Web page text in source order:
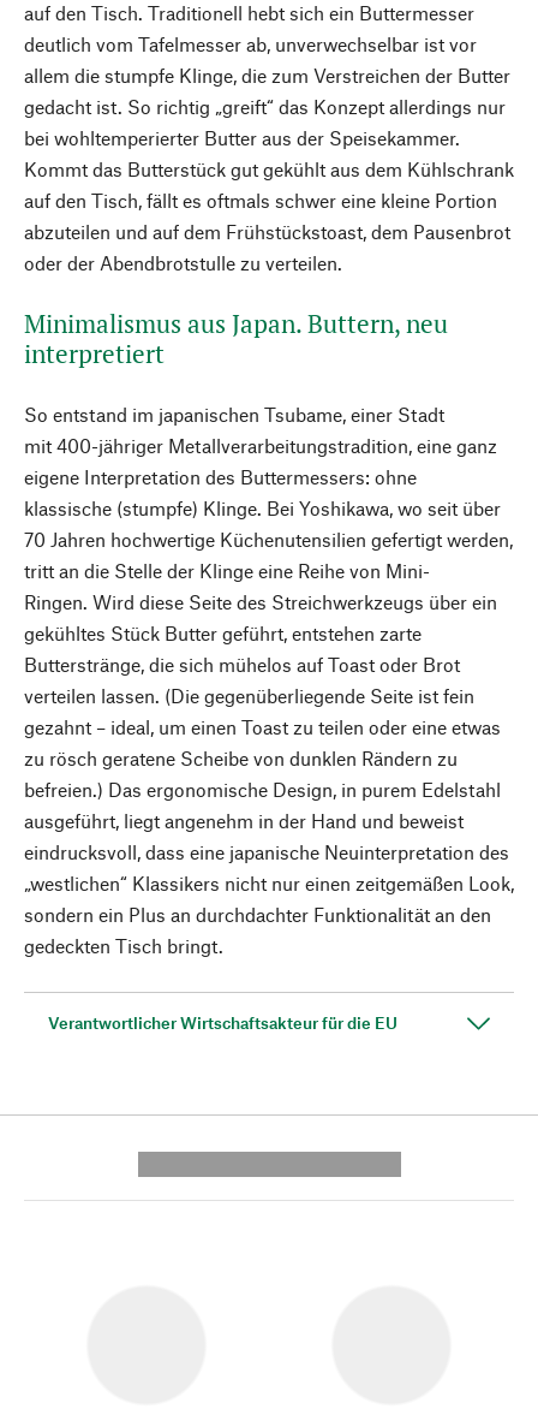
auf den Tisch. Traditionell hebt sich ein Buttermesser
deutlich vom Tafelmesser ab, unverwechselbar ist vor
allem die stumpfe Klinge, die zum Verstreichen der Butter
gedacht ist. So richtig „greift“ das Konzept allerdings nur
bei wohltemperierter Butter aus der Speisekammer.
Kommt das Butterstück gut gekühlt aus dem Kühlschrank
auf den Tisch, fällt es oftmals schwer eine kleine Portion
abzuteilen und auf dem Frühstückstoast, dem Pausenbrot
oder der Abendbrotstulle zu verteilen.
Minimalismus aus Japan. Buttern, neu
interpretiert
So entstand im japanischen Tsubame, einer Stadt
mit 400-jähriger Metallverarbeitungstradition, eine ganz
eigene Interpretation des Buttermessers: ohne
klassische (stumpfe) Klinge. Bei Yoshikawa, wo seit über
70 Jahren hochwertige Küchenutensilien gefertigt werden,
tritt an die Stelle der Klinge eine Reihe von Mini-
Ringen. Wird diese Seite des Streichwerkzeugs über ein
gekühltes Stück Butter geführt, entstehen zarte
Butterstränge, die sich mühelos auf Toast oder Brot
verteilen lassen. (Die gegenüberliegende Seite ist fein
gezahnt – ideal, um einen Toast zu teilen oder eine etwas
zu rösch geratene Scheibe von dunklen Rändern zu
befreien.) Das ergonomische Design, in purem Edelstahl
ausgeführt, liegt angenehm in der Hand und beweist
eindrucksvoll, dass eine japanische Neuinterpretation des
„westlichen“ Klassikers nicht nur einen zeitgemäßen Look,
sondern ein Plus an durchdachter Funktionalität an den
gedeckten Tisch bringt.
Verantwortlicher Wirtschaftsakteur für die EU